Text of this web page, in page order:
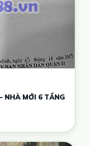
NHÀ MỚI 6 TẦNG